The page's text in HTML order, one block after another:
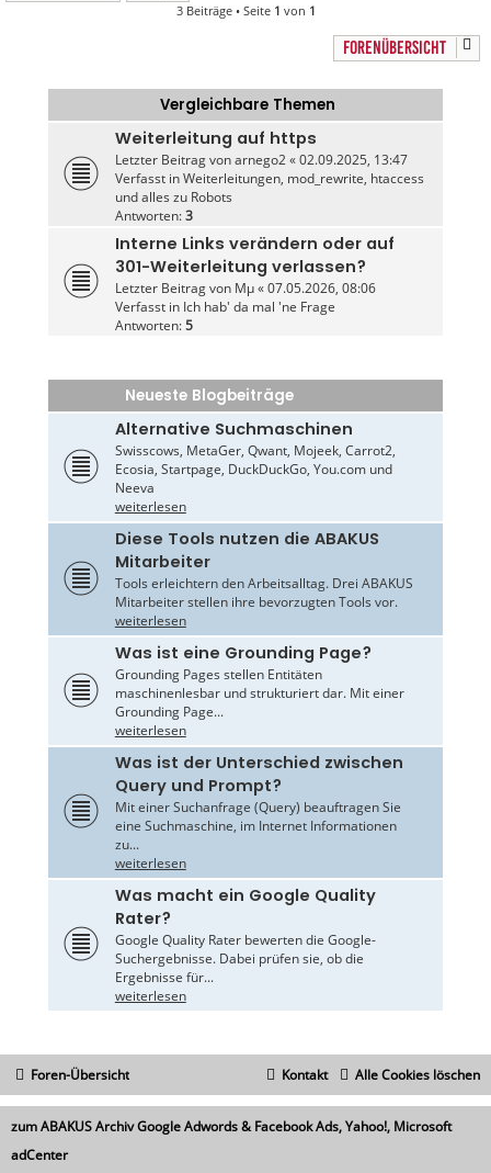
3 Beiträge • Seite 1 von 1
FORENÜBERSICHT
Vergleichbare Themen
Weiterleitung auf https
Letzter Beitrag vonarnego2«02.09.2025, 13:47
Verfasst inWeiterleitungen, mod_rewrite, htaccess
und alles zu Robots
Antworten:3
Interne Links verändern oder auf
301-Weiterleitung verlassen?
Letzter Beitrag von Mµ«07.05.2026, 08:06
Verfasst in Ich hab' da mal 'ne Frage
Antworten:5
Neueste Blogbeiträge
Alternative Suchmaschinen
Swisscows, MetaGer, Qwant, Mojeek, Carrot2,
Ecosia, Startpage, DuckDuckGo, You.com und
Neeva
weiterlesen
Diese Tools nutzen die ABAKUS
Mitarbeiter
Tools erleichtern den Arbeitsalltag. Drei ABAKUS
Mitarbeiter stellen ihre bevorzugten Tools vor.
weiterlesen
Was ist eine Grounding Page?
Grounding Pages stellen Entitäten
maschinenlesbar und strukturiert dar. Mit einer
Grounding Page...
weiterlesen
Was ist der Unterschied zwischen
Query und Prompt?
Mit einer Suchanfrage (Query) beauftragen Sie
eine Suchmaschine, im Internet Informationen
zu...
weiterlesen
Was macht ein Google Quality
Rater?
Google Quality Rater bewerten die Google-
Suchergebnisse. Dabei prüfen sie, ob die
Ergebnisse für...
weiterlesen
Foren-Übersicht Alle Cookies löschen
Kontakt
zum ABAKUS Archiv Google Adwords & Facebook Ads, Yahoo!, Microsoft
adCenter